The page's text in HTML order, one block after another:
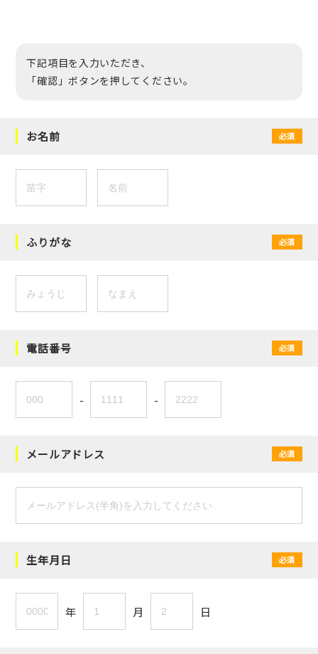
下記項目を入力いただき、
「確認」ボタンを押してください。
お名前 必須
ふりがな 必須
電話番号 必須
- -
メールアドレス 必須
生年月日 必須
年 月 日